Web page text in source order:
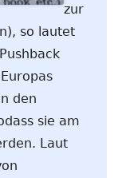
zur
so lautet
den
sie am
Laut